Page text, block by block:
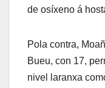
de osíxeno á
Pola contra,
Bueu, con 17,
nivel laranxa